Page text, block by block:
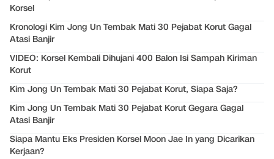
Korsel
Kronologi Kim Jong Un Tembak Mati 30 Pejabat Korut Gagal
Atasi Banjir
VIDEO: Korsel Kembali Dihujani 400 Balon Isi Sampah Kiriman
Korut
Kim Jong Un Tembak Mati 30 Pejabat Korut, Siapa Saja?
Kim Jong Un Tembak Mati 30 Pejabat Korut Gegara Gagal
Atasi Banjir
Siapa Mantu Eks Presiden Korsel Moon Jae In yang Dicarikan
Kerjaan?